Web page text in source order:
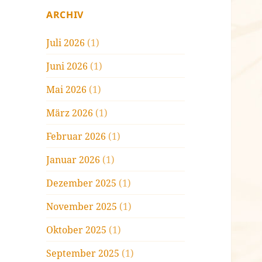
ARCHIV
Juli 2026 (1)
Juni 2026 (1)
Mai 2026 (1)
März 2026 (1)
Februar 2026 (1)
Januar 2026 (1)
Dezember 2025 (1)
November 2025 (1)
Oktober 2025 (1)
September 2025 (1)